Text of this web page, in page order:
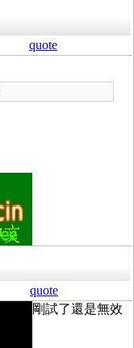
quote
quote
剛試了還是無效